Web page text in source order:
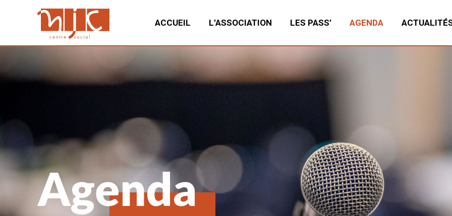
ACCUEIL L’ASSOCIATION LES PASS’ AGENDA
Agenda